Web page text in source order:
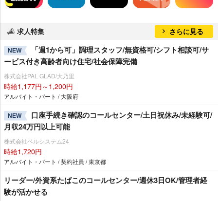
求人特集 さらに見る
NEW
「週1から可」調理スタッフ/無資格可/シフト相談可/サ
ービス付き高齢者向け住宅/社会保障完備
株式会社PAL GLAD/大乃里
時給1,177円～1,200円
アルバイト・パート / 大阪府
NEW
口座手続き確認のコールセンター/土日祝休み/未経験可/
月収24万円以上可能
株式会社ベルシステム24
時給1,720円
アルバイト・パート / 契約社員 / 東京都
リーダー/外資系たばこのコールセンター/週休3日OK/管理者経
験が活かせる